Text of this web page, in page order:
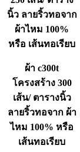
นิ้ว ลายริ้วทอจาก
ผ้าไหม 100%
หรือ เส้นทอเรียบ
ผ้า c300t
โครงสร้าง 300
เส้น/ ตารางนิ้ว
ลายริ้วทอจาก ผ้า
ไหม 100% หรือ
เส้นทอเรียบ